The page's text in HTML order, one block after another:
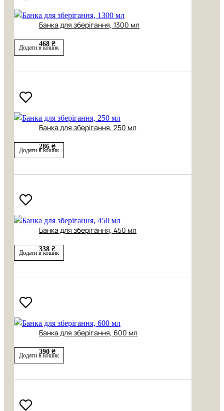
Банка для зберігання, 1300 мл
468 ₴
Додати в кошик
Банка для зберігання, 250 мл
286 ₴
Додати в кошик
Банка для зберігання, 450 мл
338 ₴
Додати в кошик
Банка для зберігання, 600 мл
390 ₴
Додати в кошик